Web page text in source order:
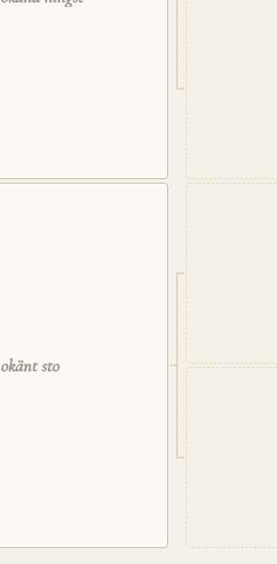
okänt sto